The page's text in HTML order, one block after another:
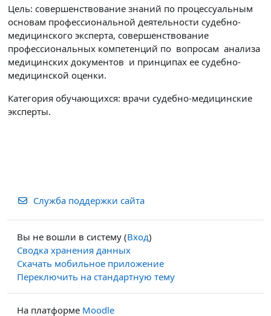
Цель: совершенствование знаний по процессуальным
основам профессиональной деятельности судебно-
медицинского эксперта, совершенствование
профессиональных компетенций по вопросам анализа
медицинских документов и принципах ее судебно-
медицинской оценки.
Категория обучающихся: врачи судебно-медицинские
эксперты.
Служба поддержки сайта
Вы не вошли в систему (Вход)
Сводка хранения данных
Скачать мобильное приложение
Переключить на стандартную тему
На платформе Moodle